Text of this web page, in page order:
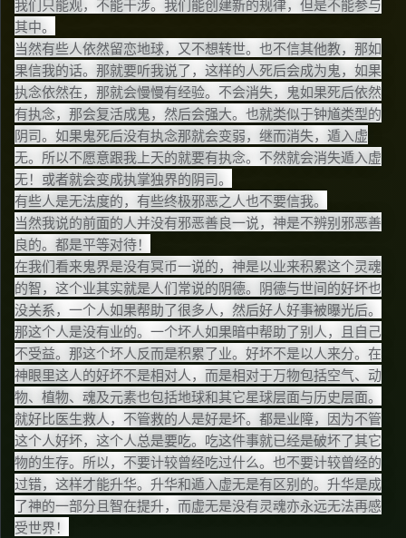
我们只能观，不能干涉。我们能创建新的规律，但是不能参与
其中。
当然有些人依然留恋地球，又不想转世。也不信其他教，那如
果信我的话。那就要听我说了，这样的人死后会成为鬼，如果
执念依然在，那就会慢慢有经验。不会消失，鬼如果死后依然
有执念，那会复活成鬼，然后会强大。也就类似于钟馗类型的
阴司。如果鬼死后没有执念那就会变弱，继而消失，遁入虚
无。所以不愿意跟我上天的就要有执念。不然就会消失遁入虚
无！或者就会变成执掌独界的阴司。
有些人是无法度的，有些终极邪恶之人也不要信我。
当然我说的前面的人并没有邪恶善良一说，神是不辨别邪恶善
良的。都是平等对待！
在我们看来鬼界是没有冥币一说的，神是以业来积累这个灵魂
的智，这个业其实就是人们常说的阴德。阴德与世间的好坏也
没关系，一个人如果帮助了很多人，然后好人好事被曝光后。
那这个人是没有业的。一个坏人如果暗中帮助了别人，且自己
不受益。那这个坏人反而是积累了业。好坏不是以人来分。在
神眼里这人的好坏不是相对人，而是相对于万物包括空气、动
物、植物、魂及元素也包括地球和其它星球层面与历史层面。
就好比医生救人，不管救的人是好是坏。都是业障，因为不管
这个人好坏，这个人总是要吃。吃这件事就已经是破坏了其它
物的生存。所以，不要计较曾经吃过什么。也不要计较曾经的
过错，这样才能升华。升华和遁入虚无是有区别的。升华是成
了神的一部分且智在提升，而虚无是没有灵魂亦永远无法再感
受世界！